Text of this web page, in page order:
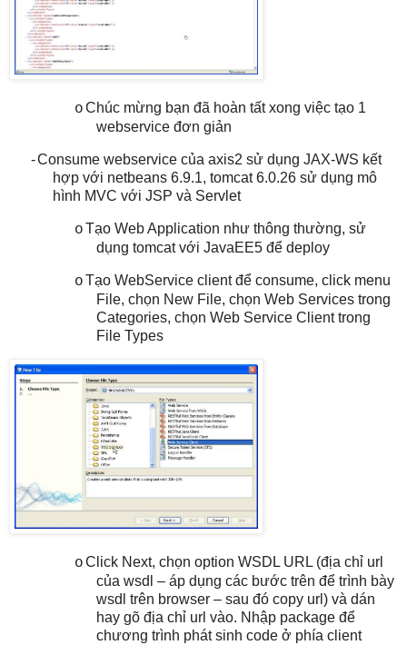
oChúc mừng bạn đã hoàn tất xong việc tạo 1
webservice đơn giản
-Consume webservice của axis2 sử dụng JAX-WS kết
hợp với netbeans 6.9.1, tomcat 6.0.26 sử dụng mô
hình MVC với JSP và Servlet
oTạo Web Application như thông thường, sử
dụng tomcat với JavaEE5 để deploy
oTạo WebService client để consume, click menu
File, chọn New File, chọn Web Services trong
Categories, chọn Web Service Client trong
File Types
oClick Next, chọn option WSDL URL (địa chỉ url
của wsdl – áp dụng các bước trên để trình bày
wsdl trên browser – sau đó copy url) và dán
hay gõ địa chỉ url vào. Nhập package để
chương trình phát sinh code ở phía client